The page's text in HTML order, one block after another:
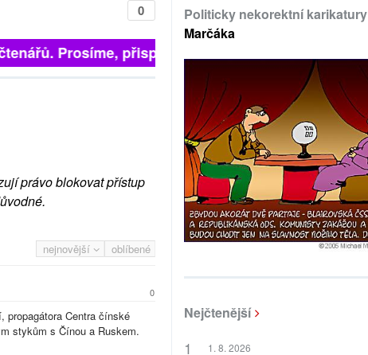
0
Prosíme, přispějte. ➥
právo blokovat přístup
nejnovější oblíbené
0
Centra čínské
stykům s Čínou a Ruskem.
Politicky nekorektní karikatury
Marčáka
Nejčtenější
1. 8. 2026